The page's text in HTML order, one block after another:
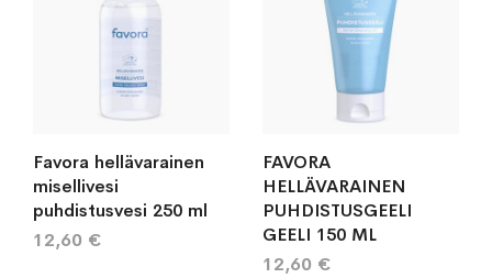
Favora hellävarainen
misellivesi
puhdistusvesi 250 ml
12,60 €
FAVORA
HELLÄVARAINEN
PUHDISTUSGEELI
GEELI 150 ML
12,60 €